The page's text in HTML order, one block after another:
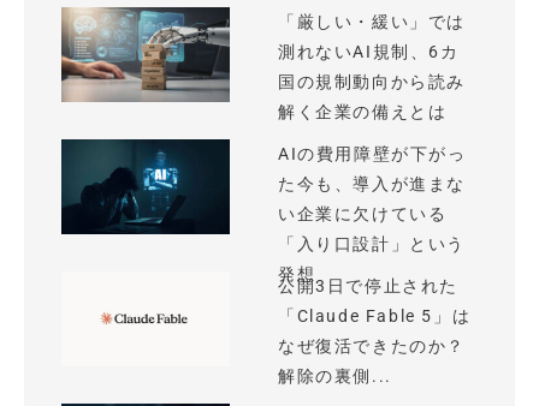
「厳しい・緩い」では
測れないAI規制、6カ
国の規制動向から読み
解く企業の備えとは
AIの費用障壁が下がっ
た今も、導入が進まな
い企業に欠けている
「入り口設計」という
発想
公開3日で停止された
「Claude Fable 5」は
なぜ復活できたのか？
解除の裏側...